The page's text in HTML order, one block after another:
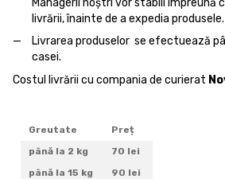
Managerii noștri vor stabili împreună
livrării, înainte de a expedia produsele.
Livrarea produselor se efectuează
casei.
Costul livrării cu compania de curierat
Greutate
Preț
până la 2 kg
70 lei
până la 15 kg
90 lei